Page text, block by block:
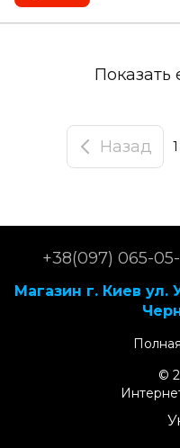
Показать
Назад 1
+38(097) 065-
Магазин г. Киев
©